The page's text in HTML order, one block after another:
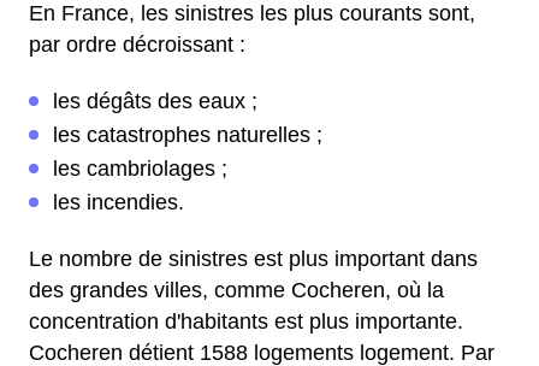
En France, les sinistres les plus courants sont,
par ordre décroissant :
les dégâts des eaux ;
les catastrophes naturelles ;
les cambriolages ;
les incendies.
Le nombre de sinistres est plus important dans
des grandes villes, comme Cocheren, où la
concentration d'habitants est plus importante.
Cocheren détient 1588 logements logement. Par